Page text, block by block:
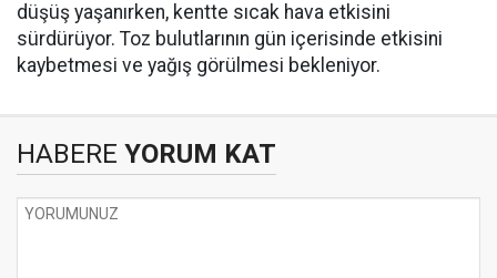
düşüş yaşanırken, kentte sıcak hava etkisini
sürdürüyor. Toz bulutlarının gün içerisinde etkisini
kaybetmesi ve yağış görülmesi bekleniyor.
HABERE YORUM KAT